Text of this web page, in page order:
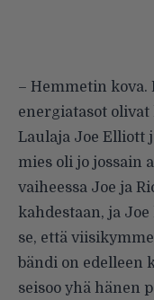
– Hemmetin
energiatasot
Laulaja Joe Elliott
mies oli jo jossain
vaiheessa Joe ja
kahdestaan, ja
se, että
bändi on edelleen
seisoo yhä hänen